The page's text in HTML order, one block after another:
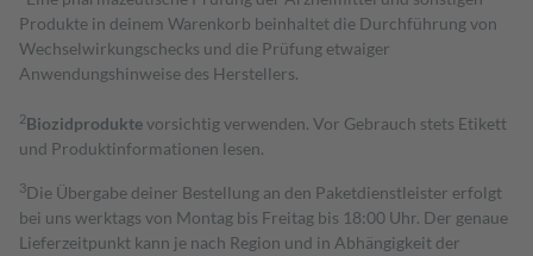
Produkte in deinem Warenkorb beinhaltet die Durchführung von
Wechselwirkungschecks und die Prüfung etwaiger
Anwendungshinweise des Herstellers.
2Biozidproduktevorsichtig verwenden. Vor Gebrauch stets Etikett
und Produktinformationen lesen.
3Die Übergabe deiner Bestellung an den Paketdienstleister erfolgt
bei uns werktags von Montag bis Freitag bis 18:00 Uhr. Der genaue
Lieferzeitpunkt kann je nach Region und in Abhängigkeit der